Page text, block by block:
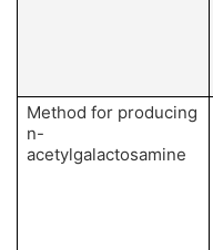
Method for producing
n-
acetylgalactosamine